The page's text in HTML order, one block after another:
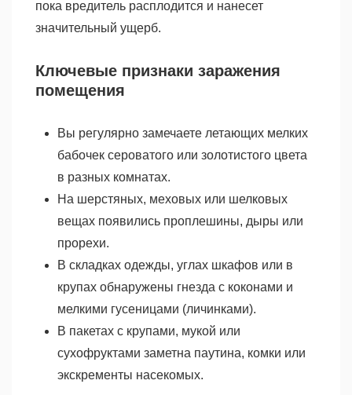
пока вредитель расплодится и нанесет
значительный ущерб.
Ключевые признаки заражения
помещения
Вы регулярно замечаете летающих мелких
бабочек сероватого или золотистого цвета
в разных комнатах.
На шерстяных, меховых или шелковых
вещах появились проплешины, дыры или
прорехи.
В складках одежды, углах шкафов или в
крупах обнаружены гнезда с коконами и
мелкими гусеницами (личинками).
В пакетах с крупами, мукой или
сухофруктами заметна паутина, комки или
экскременты насекомых.